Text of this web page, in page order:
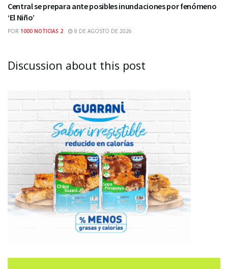
Central se prepara ante posibles inundaciones por fenómeno
‘El Niño’
POR 1000 NOTICIAS 2 8 DE AGOSTO DE 2026
Discussion about this post